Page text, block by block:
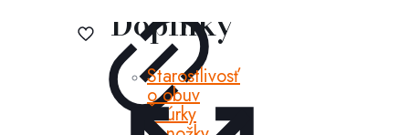
Doplnky
Starostlivosť
o obuv
Šnúrky